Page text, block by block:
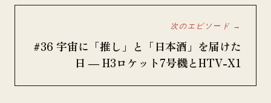
次のエピソード →
#36 宇宙に「推し」と「日本酒」を届けた
日 ― H3ロケット7号機とHTV-X1